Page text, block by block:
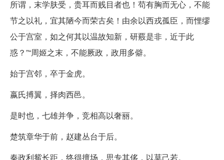
所谓，末学肤受，贵耳而贱目者也！苟有胸而无心，不能
节之以礼，宜其陋今而荣古矣！由余以西戎孤臣，而悝缪
公于宫室，如之何其以温故知新，研覈是非，近于此
惑？”“周姬之末，不能厥政，政用多僻。
始于宫邻，卒于金虎。
嬴氏搏翼，择肉西邑。
是时也，七雄并争，竞相高以奢丽。
楚筑章华于前，赵建丛台于后。
秦政利觜长距，终得擅场，思专其侈，以莫己若。